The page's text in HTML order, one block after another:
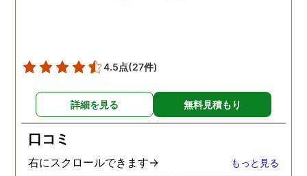
4.5点(27件)
詳細を見る 無料見積もり
口コミ
右にスクロールできます→ もっと見る